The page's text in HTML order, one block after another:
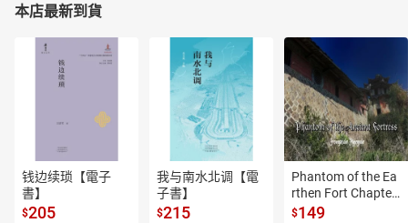
本店最新到貨
钱边续琐【電子
書】
$205
我与南水北调【電
子書】
$215
Phantom of the Ea
rthen Fort Chapter
4【有聲書】
$149